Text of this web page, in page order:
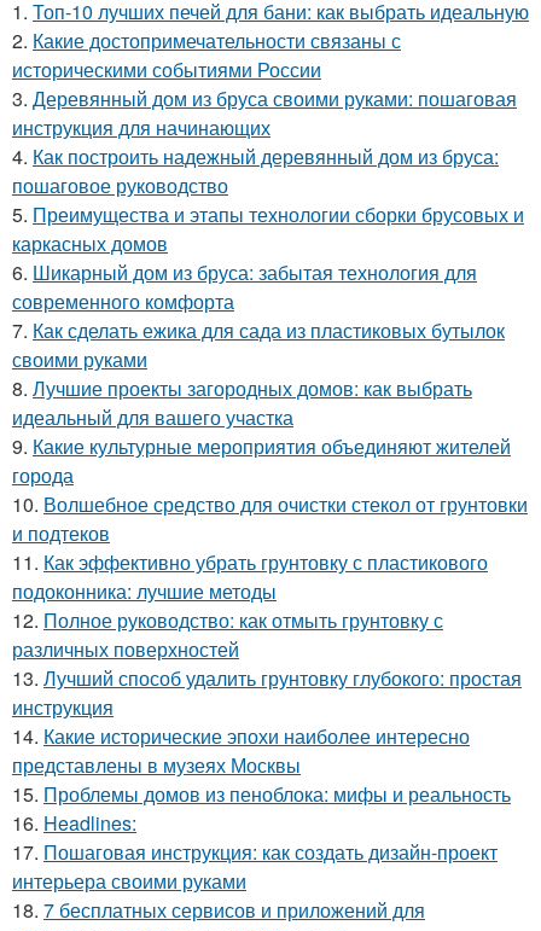
1. Топ-10 лучших печей для бани: как выбрать идеальную
2. Какие достопримечательности связаны с
историческими событиями России
3. Деревянный дом из бруса своими руками: пошаговая
инструкция для начинающих
4. Как построить надежный деревянный дом из бруса:
пошаговое руководство
5. Преимущества и этапы технологии сборки брусовых и
каркасных домов
6. Шикарный дом из бруса: забытая технология для
современного комфорта
7. Как сделать ежика для сада из пластиковых бутылок
своими руками
8. Лучшие проекты загородных домов: как выбрать
идеальный для вашего участка
9. Какие культурные мероприятия объединяют жителей
города
10. Волшебное средство для очистки стекол от грунтовки
и подтеков
11. Как эффективно убрать грунтовку с пластикового
подоконника: лучшие методы
12. Полное руководство: как отмыть грунтовку с
различных поверхностей
13. Лучший способ удалить грунтовку глубокого: простая
инструкция
14. Какие исторические эпохи наиболее интересно
представлены в музеях Москвы
15. Проблемы домов из пеноблока: мифы и реальность
16. Headlines:
17. Пошаговая инструкция: как создать дизайн-проект
интерьера своими руками
18. 7 бесплатных сервисов и приложений для